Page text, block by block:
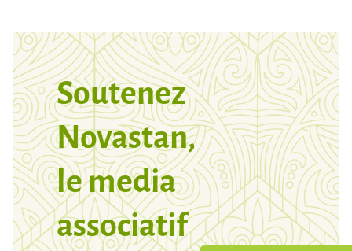
Soutenez
Novastan,
le media
associatif